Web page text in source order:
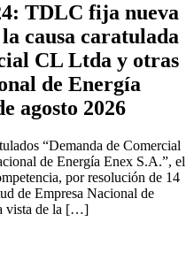
TDLC fija nueva
causa caratulada
CL Ltda y otras
de Energía
agosto 2026
“Demanda de Comercial
de Energía Enex S.A.”, el
por resolución de 14
de Empresa Nacional de
vista de la […]